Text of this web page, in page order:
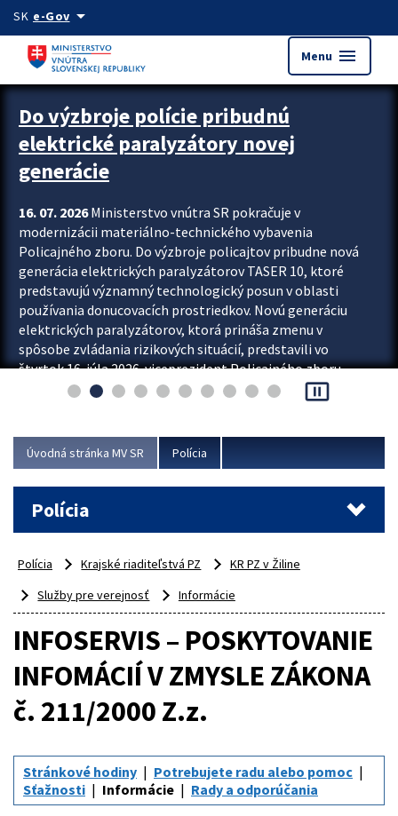
Preskocit na hlavný obsah
SK e-Govarrow_drop_down
Menu menu
Zastavit automatický posun upútavok
Do výzbroje polície pribudnú
elektrické paralyzátory novej
generácie
16. 07. 2026Ministerstvo vnútra SR pokračuje v
modernizácii materiálno-technického vybavenia
Policajného zboru. Do výzbroje policajtov pribudne nová
generácia elektrických paralyzátorov TASER 10, ktoré
predstavujú významný technologický posun v oblasti
používania donucovacích prostriedkov. Novú generáciu
elektrických paralyzátorov, ktorá prináša zmenu v
spôsobe zvládania rizikových situácií, predstavili vo
štvrtok 16. júla 2026 viceprezident Policajného zboru
Rastislav Polakovič a riaditeľ odboru výcviku...
pause_presentation
Úvodná stránka MV SR Polícia
Polícia
Polícia Krajské riaditeľstvá PZ
KR PZ v Žiline
Služby pre verejnosť
Informácie
INFOSERVIS – POSKYTOVANIE
INFOMÁCIÍ V ZMYSLE ZÁKONA
č. 211/2000 Z.z.
Stránkové hodiny
Potrebujete radu alebo pomoc
Sťažnosti
Informácie Rady a odporúčania